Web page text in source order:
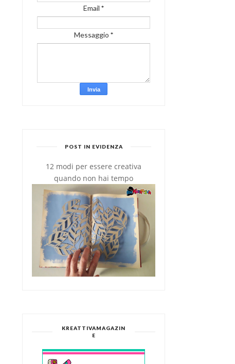
Email*
Messaggio*
POST IN EVIDENZA
12 modi per essere creativa
quando non hai tempo
KREATTIVAMAGAZIN
E